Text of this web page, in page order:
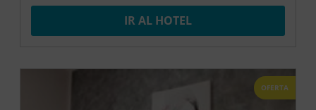
IR AL HOTEL
OFERTA